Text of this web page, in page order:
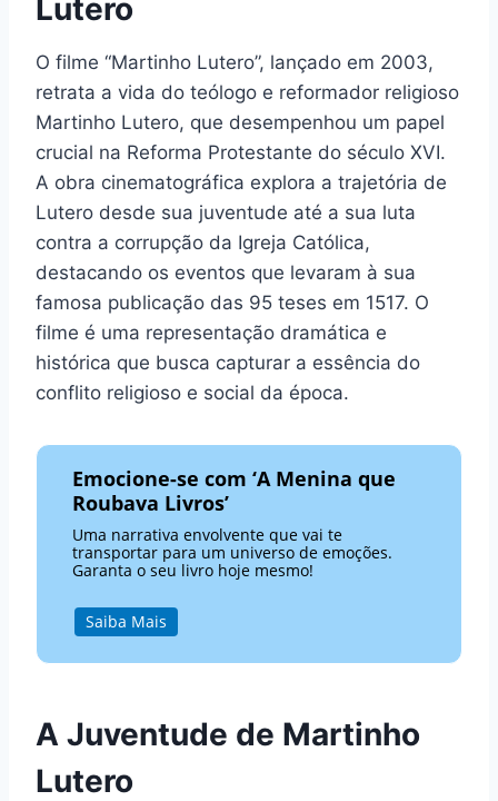
Lutero
O filme “Martinho Lutero”, lançado em 2003,
retrata a vida do teólogo e reformador religioso
Martinho Lutero, que desempenhou um papel
crucial na Reforma Protestante do século XVI.
A obra cinematográfica explora a trajetória de
Lutero desde sua juventude até a sua luta
contra a corrupção da Igreja Católica,
destacando os eventos que levaram à sua
famosa publicação das 95 teses em 1517. O
filme é uma representação dramática e
histórica que busca capturar a essência do
conflito religioso e social da época.
Emocione-se com ‘A Menina que
Roubava Livros’
Uma narrativa envolvente que vai te
transportar para um universo de emoções.
Garanta o seu livro hoje mesmo!
Saiba Mais
A Juventude de Martinho
Lutero